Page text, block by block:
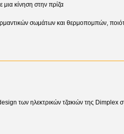
κίνηση στην πρίζα
σωμάτων και θερμοπομπών,
των ηλεκτρικών τζακιών της Dimplex